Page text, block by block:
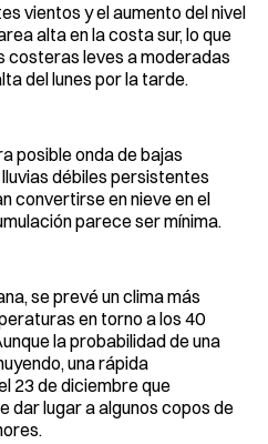
vientos y el aumento del nivel
alta en la costa sur, lo que
costeras leves a moderadas
del lunes por la tarde.
posible onda de bajas
débiles persistentes
convertirse en nieve en el
parece ser mínima.
se prevé un clima más
en torno a los 40
la probabilidad de una
una rápida
23 de diciembre que
dar lugar a algunos copos de